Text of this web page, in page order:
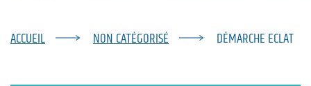
ACCUEIL NON CATÉGORISÉ DÉMARCHE ECLAT